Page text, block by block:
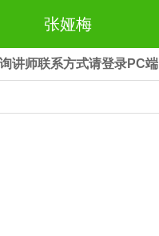
张娅梅
讲师联系方式请登录PC端